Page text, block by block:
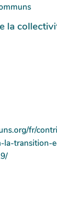
la
fr/
la-transition-